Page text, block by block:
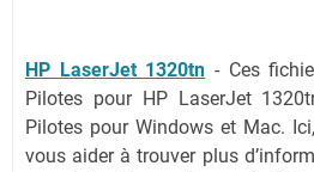
HP LaserJet 1320tn - Ces
Pilotes pour HP LaserJet
Pilotes pour Windows et Mac.
vous aider à trouver plus